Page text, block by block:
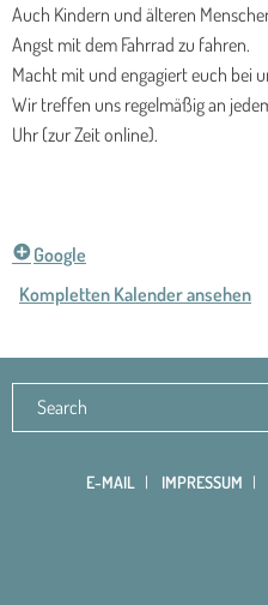
Auch Kindern und älteren
Angst mit dem Fahrrad zu fahren.
Macht mit und engagiert euch bei
Wir treffen uns regelmäßig an
Uhr (zur Zeit online).
Google
Kompletten Kalender ansehen
E-MAIL IMPRESSUM